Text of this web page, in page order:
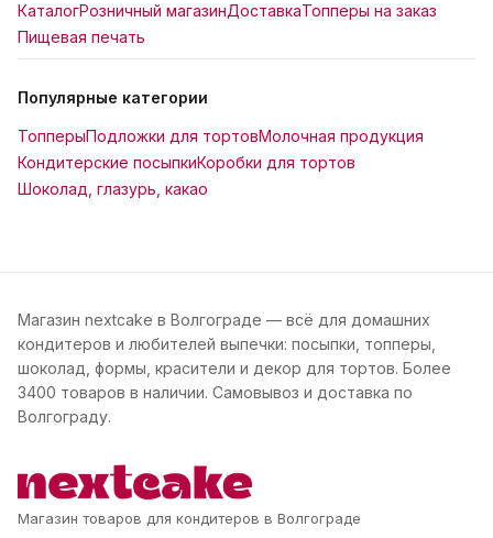
КаталогРозничный магазинДоставкаТопперы на заказ
Пищевая печать
Популярные категории
ТопперыПодложки для тортовМолочная продукция
Кондитерские посыпкиКоробки для тортов
Шоколад, глазурь, какао
Магазин nextcake в Волгограде — всё для домашних
кондитеров и любителей выпечки: посыпки, топперы,
шоколад, формы, красители и декор для тортов. Более
3400 товаров в наличии. Самовывоз и доставка по
Волгограду.
Магазин товаров для кондитеров в Волгограде